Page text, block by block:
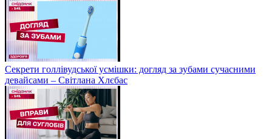
Секрети голлівудської усмішки: догляд за зубами сучасними
девайсами – Світлана Хлєбас